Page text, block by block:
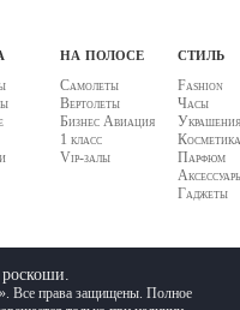
на полосе
Самолеты
Вертолеты
Бизнес Авиация
1 класс
Vip-залы
стиль
Fashion
Часы
Парфюм
Гаджеты
Все права защищены. Полное